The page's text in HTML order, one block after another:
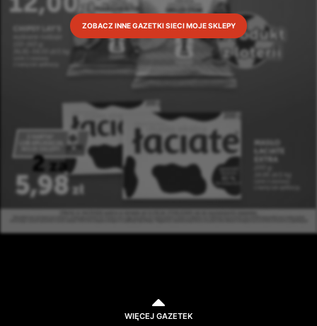
ZOBACZ INNE GAZETKI SIECI MOJE SKLEPY
WIĘCEJ GAZETEK